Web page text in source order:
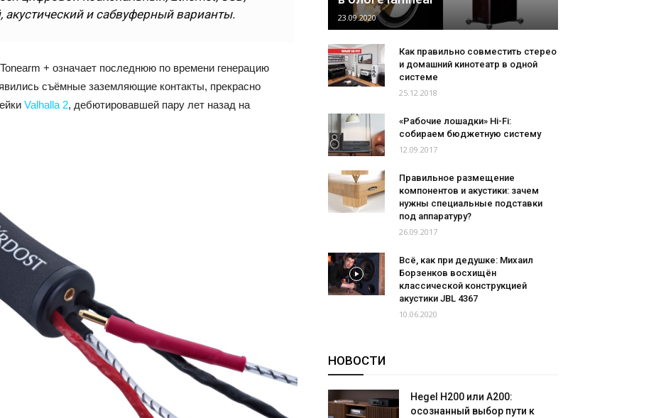
и сабвуферный варианты.
+ означает последнюю по времени генерацию
съёмные заземляющие контакты, прекрасно
Valhalla 2, дебютировавшей пару лет назад на
23.09.2020
Как правильно совместить стерео
и домашний кинотеатр в одной
системе
25.12.2018
«Рабочие лошадки» Hi-Fi:
собираем бюджетную систему
12.09.2017
Правильное размещение
компонентов и акустики: зачем
нужны специальные подставки
под аппаратуру?
26.09.2017
Всё, как при дедушке: Михаил
Борзенков восхищён
классической конструкцией
акустики JBL 4367
10.06.2020
НОВОСТИ
Hegel H200 или A200:
осознанный выбор пути к